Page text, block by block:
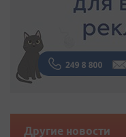
Другие новости